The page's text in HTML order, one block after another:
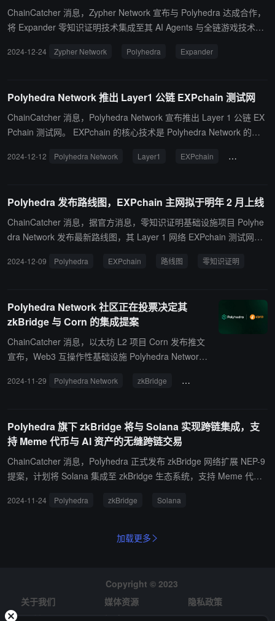
ChainCatcher 消息，Zypher Network 宣布与 Polyhedra 达成合作，
将 Expander 零知识证明技术集成至其 AI Agents 与全链游戏技术栈
戏带来高效性与可靠性。 这一合作将支持在 EXPchain 上实现 AI 行
计。 据悉，Expander 由 Polyhedra 团队开发，是支持高吞吐量链上
验证的零知识证明系统，其性能在行业内创下新纪录。Zypher Netwo
rk 作为区块链游戏领域的先锋，将携手 Polyhedra 推出更多创新玩
2024-12-24 Zypher Network Polyhedra Expander
Polyhedra Network 推出 Layer1 公链 EXPchain 测试网
ChainCatcher 消息，Polyhedra Network 宣布推出 Layer 1 公链 EX
Pchain 测试网。 EXPchain 的核心技术是 Polyhedra Network 的开
及智能证明（PoI），旨在革新人工智能（AI）和区块链的交叉领
2024-12-12 Polyhedra Network Layer1 EXPchain 测试网
Polyhedra 发布路线图，EXPchain 主网拟于明年 2 月上线
ChainCatcher 消息，据官方消息，零知识证明基础设施项目 Polyhe
dra Network 发布最新路线图，其 Layer 1 网络 EXPchain 测试网将
成 7500 万美元融资，估值达 10 亿美元，投资方包括 Polychain Ca
其核心技术包括零知识机器学习（zkML）、证明系统 Expander、zk
PyTorch 工具链、zkBridge 跨链解决方案和 Proof Cloud 计算平台，
旨在解决 AI 安全、数据隐私和区块链互操作性等关键挑战，为开发
者和企业提供创新支持。
2024-12-09 Polyhedra EXPchain 路线图 零知识证明
Polyhedra Network 社区正在投票决定其
zkBridge 与 Corn 的集成提案
ChainCatcher 消息，以太坊 L2 项目 Corn 发布推文
宣布，Web3 互操作性基础设施 Polyhedra Network
扩展提案，此举将扩大资产多样性，并扩展 BTCFi 的
以太坊 L2。BTCN 是其混合代币化比特币，以 1:1 的
比例由原生 BTC 支持。
2024-11-29 Polyhedra Network zkBridge Corn
Polyhedra 旗下 zkBridge 将与 Solana 实现跨链集成，支
持 Meme 代币与 AI 资产的无缝跨链交易
ChainCatcher 消息，Polyhedra 正式发布 zkBridge 网络扩展 NEP-9
提案，计划将 Solana 集成至 zkBridge 生态系统，支持 Meme 代币
加强 Solana 用户的跨链互操作性。
2024-11-24 Polyhedra zkBridge Solana
加载更多
Copyright © 2023
关于我们
媒体资源
隐私政策